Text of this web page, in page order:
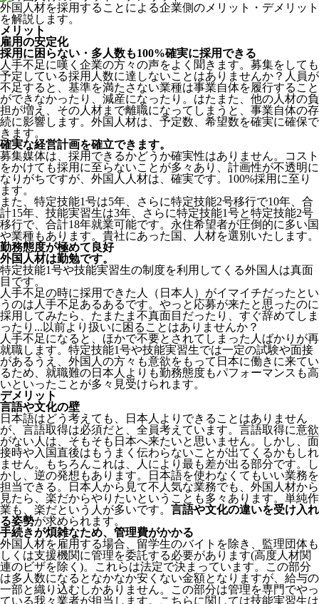
外国人材を採用することによる企業側のメリット・デメリット
を解説します。
メリット
雇用の安定化
採用に困らない・多人数も100%確実に採用できる
人手不足に嘆く企業の方々の声をよく聞きます。募集をしても
予定している採用人数に達しないことはありませんか？人員が
不足すると、基準を満たさない業種は事業自体を履行すること
ができなかったり、減産になったり。はたまた、他の人材の負
担が増え、その人材まで離職になってしまうと、事業自体の存
続に影響します。 外国人材は、予定数、希望数を確実に確保で
きます。
確実な経営計画を確立できます。
募集媒体は、採用できるかどうか確実性はありません。コスト
をかけても採用に至らないことが多々あり、計画性が不透明に
なりがちですが、外国人人材は、確実です。100%採用に至り
ます。
また、特定技能1号は5年、さらに特定技能2号移行で10年、合
計15年、技能実習生は3年、さらに特定技能1号と特定技能2号
移行で、合計18年就業可能です。永住希望者が圧倒的に多い国
や業種もあります。貴社にあった国、人材を選別いたします。
勤務態度が極めて良好
外国人材は勤勉です。
特定技能1号や技能実習生の制度を利用してくる外国人は真面
目 です。
人手不足の時に採用できた人（日本人）がイマイチだったとい
うのは人手不足あるあるです。やっと応募が来たと思ったのに
採用してみたら、たまたま不真面目だったり、すぐ辞めてしま
ったり...以前より扱いに困ることはありませんか？
人手不足になると、ほかで不要とされてしまった人ばかりが再
就職します。特定技能1号や技能実習生では一定の試験や面接
があるうえ、外国人の方々も意欲をもって日本に働きに来てい
るため、就職難の日本人よりも勤務態度もパフォーマンスも高
いといったことが多々見受けられます。
デメリット
言語や文化の壁
日本語はどう考えても、日本人よりできることはありません
が、言語取得は必須だと、全員考えています。言語取得に意欲
がない人は、そもそも日本へ来たいと思いません。しかし、面
接時や入国直後はもうまく伝わらないことが出てくるかもしれ
ません。
もちろんこれは、人により最も差が出る部分です。し
かし、逆の発想もあります。日本語を使わなくてもいい業務を
担当できる。日本人から見て不人気な業務でも、外国人材から
見たら、楽だからやりたいということも多々あります。単純作
業も、楽だという人が多いです。 言語や文化の違いを受け入れ
る姿勢が求められます。
手続きが煩雑なため、管理費がかかる
外国人材を雇用する場合、留学生のバイトを除き、 監理団体も
しくは支援機関に管理を委託する必要があります(高度人材関
連のビザを除く)。これらは法定で決まっています。この部分
は多人数になるとなかなか安くない金額となりますが、給与の
一部と織り込むしかありません。この部分は管理を専門でやっ
ている我々業者が担当します。こちらに関しては技能実習生は